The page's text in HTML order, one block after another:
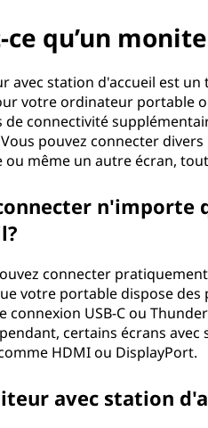
ce qu’un
avec station d'accueil est
votre ordinateur portable
de connectivité
pouvez connecter
même un autre écran,
connecter
votre portable dispose des
connexion USB-C ou
certains écrans
HDMI ou DisplayPort.
avec station